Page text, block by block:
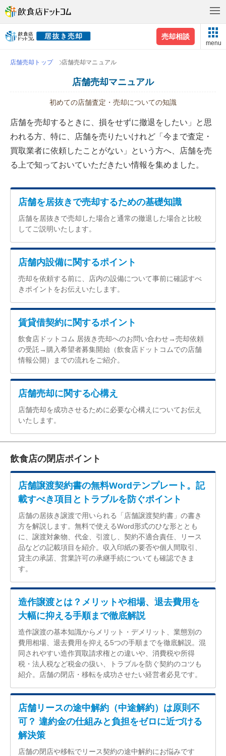
売却相談
menu
店舗売却トップ 店舗売却マニュアル
店舗売却マニュアル
初めての店舗査定・売却についての知識
店舗を売却するときに、損をせずに撤退をしたい」と思
われる方、特に、店舗を売りたいけれど「今まで査定・
買取業者に依頼したことがない」という方へ、店舗を売
る上で知っておいていただきたい情報を集めました。
店舗を居抜きで売却するための基礎知識
店舗を居抜きで売却した場合と通常の撤退した場合と比較
してご説明いたします。
店舗内設備に関するポイント
売却を依頼する前に、店内の設備について事前に確認すべ
きポイントをお伝えいたします。
賃貸借契約に関するポイント
飲食店ドットコム 居抜き売却へのお問い合わせ→売却依頼
の受託→購入希望者募集開始（飲食店ドットコムでの店舗
情報公開）までの流れをご紹介。
店舗売却に関する心構え
店舗売却を成功させるために必要な心構えについてお伝え
いたします。
飲食店の閉店ポイント
店舗譲渡契約書の無料Wordテンプレート。記
載すべき項目とトラブルを防ぐポイント
店舗の居抜き譲渡で用いられる「店舗譲渡契約書」の書き
方を解説します。無料で使えるWord形式のひな形ととも
に、譲渡対象物、代金、引渡し、契約不適合責任、リース
品などの記載項目を紹介。収入印紙の要否や個人間取引、
貸主の承諾、営業許可の承継手続についても確認できま
す。
造作譲渡とは？メリットや相場、退去費用を
大幅に抑える手順まで徹底解説
造作譲渡の基本知識からメリット・デメリット、業態別の
費用相場、退去費用を抑える5つの手順までを徹底解説。混
同されやすい造作買取請求権との違いや、消費税や所得
税・法人税など税金の扱い、トラブルを防ぐ契約のコツも
紹介。店舗の閉店・移転を成功させたい経営者必見です。
店舗リースの途中解約（中途解約）は原則不
可？ 違約金の仕組みと負担をゼロに近づける
解決策
店舗の閉店や移転でリース契約の途中解約にお悩みです